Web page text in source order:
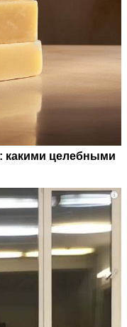
какими целебными
i